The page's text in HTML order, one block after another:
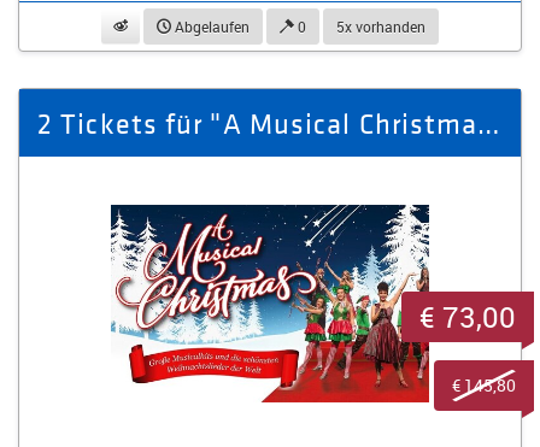
beobachtenAbgelaufen 0 5x vorhanden
2 Tickets für "A Musical Christmas" am 26.11.2026 in Zwickau
€ 73,00
€ 145,80